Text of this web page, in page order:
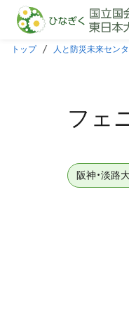
本文に飛ぶ
トップ 人と防災未来セン
フェ
阪神・淡路